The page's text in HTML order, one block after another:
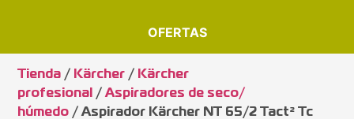
OFERTAS
Tienda / Kärcher /
Kärcher
profesional
/Aspiradores de seco/
húmedo / Aspirador Kärcher NT 65/2 Tact² Tc